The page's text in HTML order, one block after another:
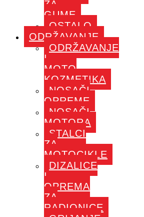
ZA
GUME
OSTALO
ODRŽAVANJE
ODRŽAVANJE
I
MOTO
KOZMETIKA
NOSAČI
OPREME
NOSAČI
MOTORA
STALCI
ZA
MOTOCIKLE
DIZALICE
I
OPREMA
ZA
RADIONICE